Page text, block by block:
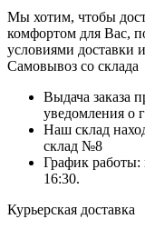
Мы хотим, чтобы
комфортом для Вас,
условиями доставки
Самовывоз со склада
Выдача заказа
уведомления о
Наш склад
склад №8
График работы:
16:30.
Курьерская доставка